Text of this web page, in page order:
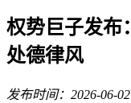
权势巨子发布
处德律风
发布时间：2026-06-